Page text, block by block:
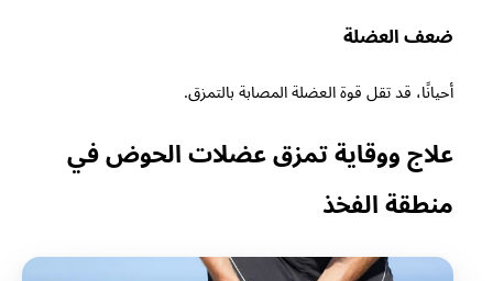
ضعف العضلة
أحيانًا، قد تقل قوة العضلة المصابة بالتمزق.
علاج ووقاية تمزق عضلات الحوض في
منطقة الفخذ